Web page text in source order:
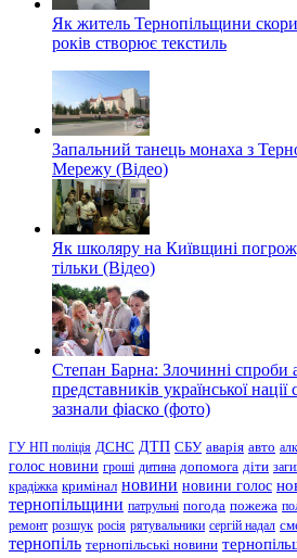
Як житель Тернопільщини
років створює текстиль
Запальний танець монаха з
Мережу (Відео)
Як школяру на Київщині
тільки (Відео)
Степан Барна: Злочинні спроби
представників української
зазнали фіаско (фото)
ГУ НП поліція ДСНС ДТП СБУ аварія авто
голос новини гроші дитина допомога діти
крадіжка кримінал новини новини голос
тернопільщини патрульні погода пожежа
ремонт розшук росія рятувальники сергій надал
тернопіль тернопільські новини